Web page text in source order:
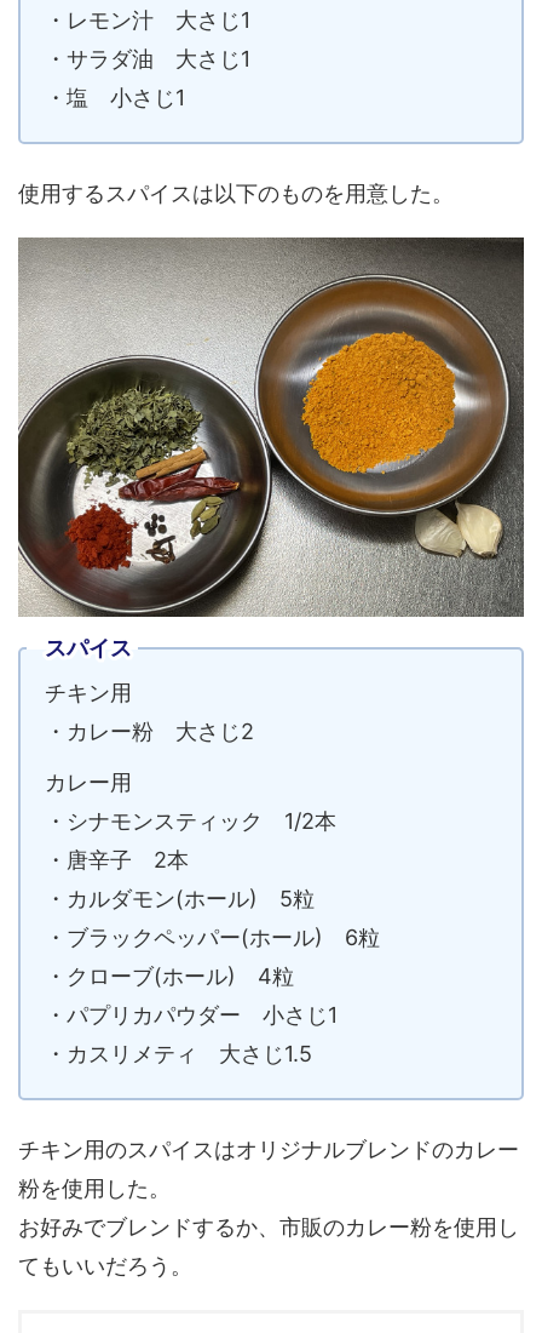
・レモン汁 大さじ1
・サラダ油 大さじ1
・塩 小さじ1
使用するスパイスは以下のものを用意した。
スパイス
チキン用
・カレー粉 大さじ2
カレー用
・シナモンスティック 1/2本
・唐辛子 2本
・カルダモン(ホール) 5粒
・ブラックペッパー(ホール) 6粒
・クローブ(ホール) 4粒
・パプリカパウダー 小さじ1
・カスリメティ 大さじ1.5
チキン用のスパイスはオリジナルブレンドのカレー
粉を使用した。
お好みでブレンドするか、市販のカレー粉を使用し
てもいいだろう。